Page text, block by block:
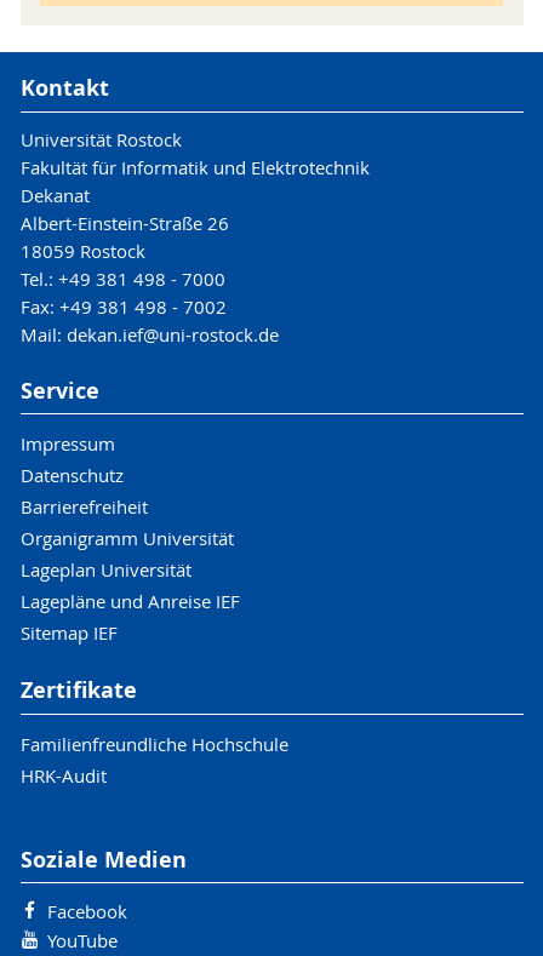
Kontakt
Universität Rostock
Fakultät für Informatik und Elektrotechnik
Dekanat
Albert-Einstein-Straße 26
18059 Rostock
Tel.: +49 381 498 - 7000
Fax: +49 381 498 - 7002
Mail: dekan.ief@uni-rostock.de
Service
Impressum
Datenschutz
Barrierefreiheit
Organigramm Universität
Lageplan Universität
Lagepläne und Anreise IEF
Sitemap IEF
Zertifikate
Familienfreundliche Hochschule
HRK-Audit
Soziale Medien
Facebook
YouTube